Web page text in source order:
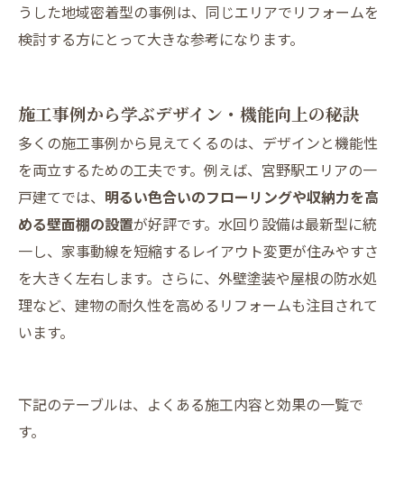
うした地域密着型の事例は、同じエリアでリフォームを
検討する方にとって大きな参考になります。
施工事例から学ぶデザイン・機能向上の秘訣
多くの施工事例から見えてくるのは、デザインと機能性
を両立するための工夫です。例えば、宮野駅エリアの一
戸建てでは、 明るい色合いのフローリングや収納力を高
める壁面棚の設置が好評です。水回り設備は最新型に統
一し、家事動線を短縮するレイアウト変更が住みやすさ
を大きく左右します。さらに、外壁塗装や屋根の防水処
理など、建物の耐久性を高めるリフォームも注目されて
います。
下記のテーブルは、よくある施工内容と効果の一覧で
す。